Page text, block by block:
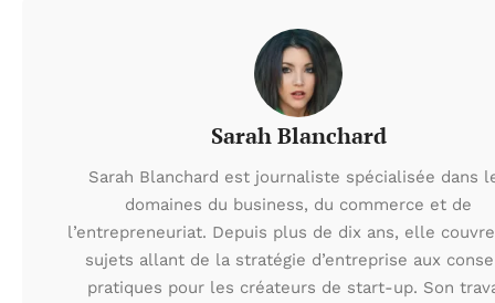
Sarah Blanchard
Sarah Blanchard est journaliste spécialisée dans
domaines du business, du commerce et de
l’entrepreneuriat. Depuis plus de dix ans, elle
sujets allant de la stratégie d’entreprise aux
pratiques pour les créateurs de start-up. Son